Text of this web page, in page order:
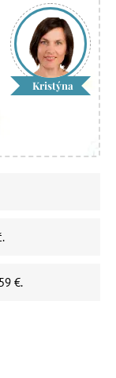
Kristýna
€.